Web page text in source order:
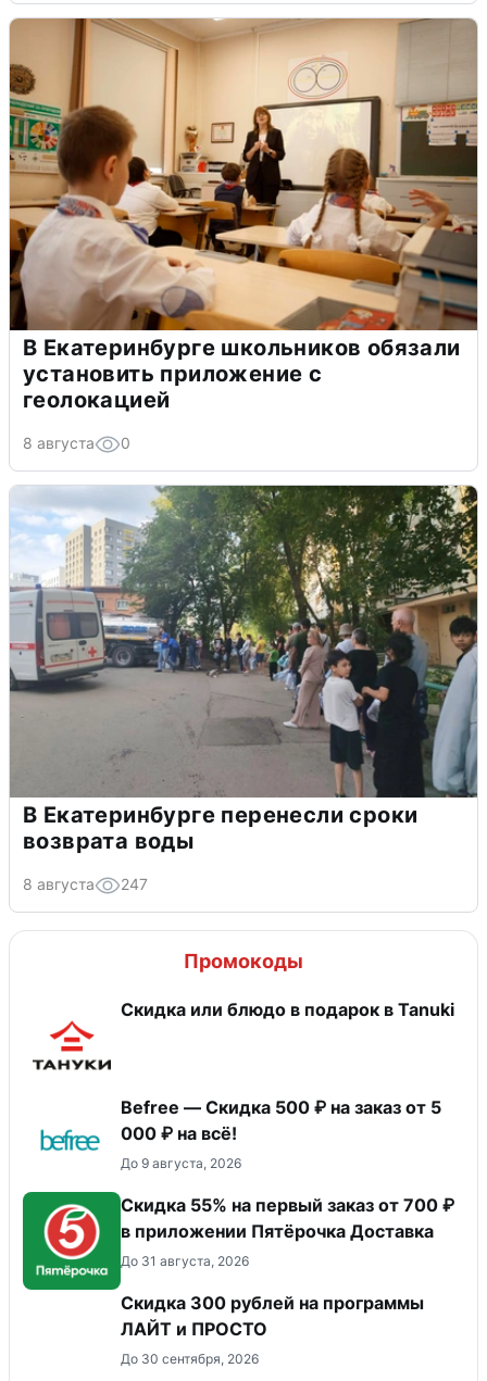
В Екатеринбурге школьников обязали
установить приложение с
геолокацией
8 августа 0
В Екатеринбурге перенесли сроки
возврата воды
8 августа 247
Промокоды
Скидка или блюдо в подарок в Tanuki
Befree — Скидка 500 ₽ на заказ от 5
000 ₽ на всё!
До 9 августа, 2026
Скидка 55% на первый заказ от 700 ₽
в приложении Пятёрочка Доставка
До 31 августа, 2026
​Скидка 300 рублей на программы
ЛАЙТ и ПРОСТО
До 30 сентября, 2026